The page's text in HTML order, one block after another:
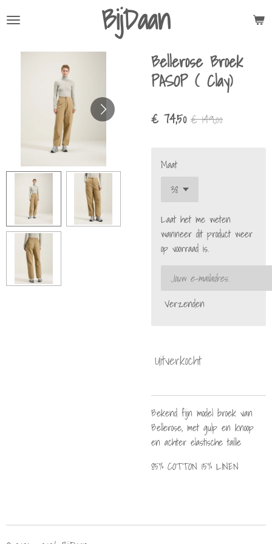
direct
hoofdinhoud
BijDaan
Bellerose Broek
PASOP ( Clay)
€ 74,50 € 149,00
Maat
Laat het me weten
wanneer dit product weer
op voorraad is.
Verzenden
Uitverkocht
Bekend fijn model broek van
Bellerose, met gulp en knoop
en achter elastische taille
85% COTTON 15% LINEN